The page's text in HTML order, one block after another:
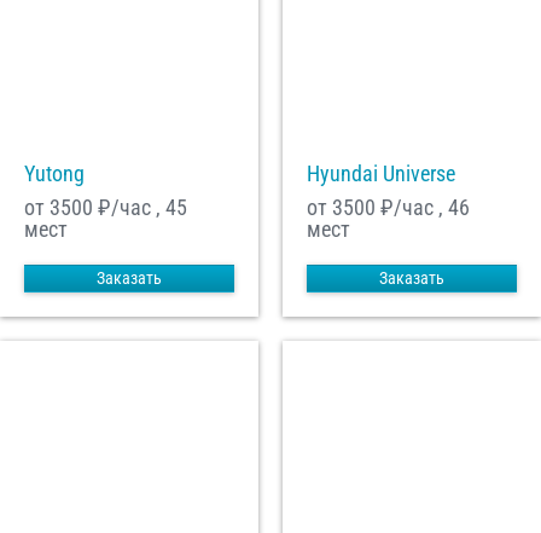
Yutong
от 3500 ₽/час , 45
мест
Заказать
Hyundai Universe
от 3500 ₽/час , 46
мест
Заказать